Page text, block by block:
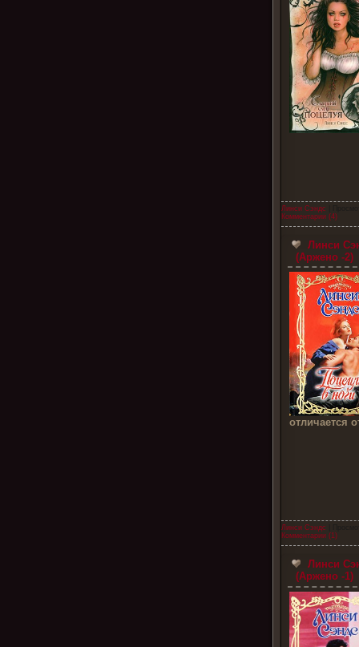
Линси Сэндс
Комментарии (4)
Линси
(Аржено -2)
отличается
Линси Сэндс
Комментарии (1)
Линси
(Аржено -1)